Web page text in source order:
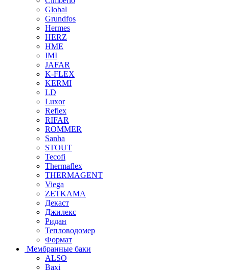
Global
Grundfos
Hermes
HERZ
HME
IMI
JAFAR
K-FLEX
KERMI
LD
Luxor
Reflex
RIFAR
ROMMER
Sanha
STOUT
Tecofi
Thermaflex
THERMAGENT
Viega
ZETKAMA
Декаст
Джилекс
Ридан
Тепловодомер
Формат
Мембранные баки
ALSO
Baxi